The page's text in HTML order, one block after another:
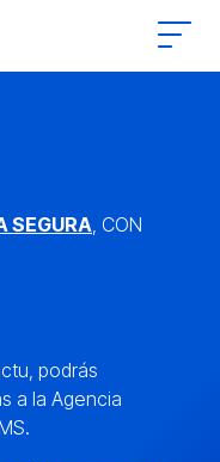
SEGURA, CON
podrás
a la Agencia